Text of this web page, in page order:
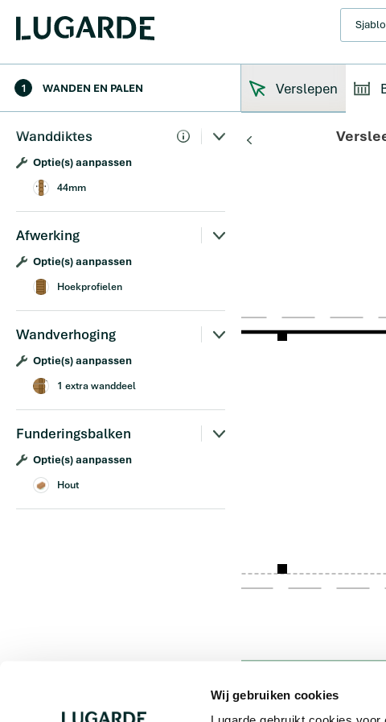
Wij gebruiken cookies
1 WANDEN EN PALEN
Wanddiktes
Optie(s) aanpassen
44mm
Afwerking
Optie(s) aanpassen
Hoekprofielen
Wandverhoging
Optie(s) aanpassen
1 extra wanddeel
Funderingsbalken
Optie(s) aanpassen
Hout
Verslepen